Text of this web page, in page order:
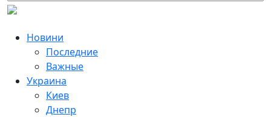
Новини
Последние
Важные
Украина
Киев
Днепр